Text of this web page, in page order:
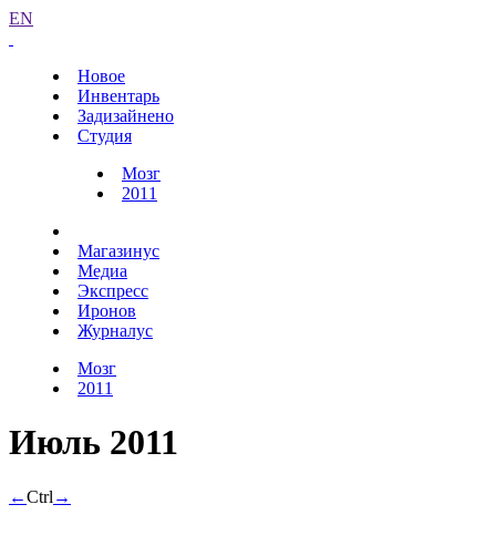
EN
Новое
Инвентарь
Задизайнено
Студия
Мозг
2011
Магазинус
Медиа
Экспресс
Иронов
Журналус
Мозг
2011
Июль 2011
←Ctrl →